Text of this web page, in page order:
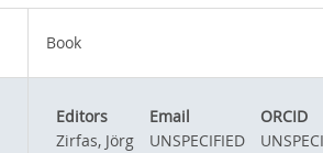
Book
Editors Email ORCID
Zirfas, Jörg
UNSPECIFIED